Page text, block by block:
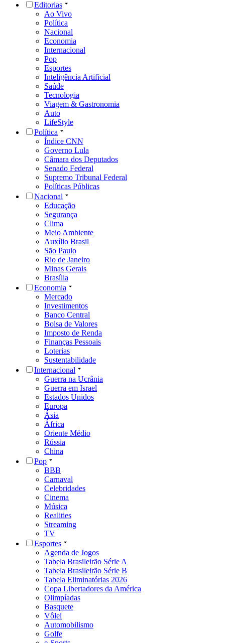
Editorias
Ao Vivo
Política
Nacional
Economia
Internacional
Pop
Esportes
Inteligência Artificial
Saúde
Tecnologia
Viagem & Gastronomia
Auto
LifeStyle
Política
Índice CNN
Governo Lula
Câmara dos Deputados
Senado Federal
Supremo Tribunal Federal
Políticas Públicas
Nacional
Educação
Segurança
Clima
Meio Ambiente
Auxílio Brasil
São Paulo
Rio de Janeiro
Minas Gerais
Brasília
Economia
Mercado
Investimentos
Banco Central
Bolsa de Valores
Imposto de Renda
Finanças Pessoais
Loterias
Sustentabilidade
Internacional
Guerra na Ucrânia
Guerra em Israel
Estados Unidos
Europa
Ásia
África
Oriente Médio
Rússia
China
Pop
BBB
Carnaval
Celebridades
Cinema
Música
Realities
Streaming
TV
Esportes
Agenda de Jogos
Tabela Brasileirão Série A
Tabela Brasileirão Série B
Tabela Eliminatórias 2026
Copa Libertadores da América
Olimpíadas
Basquete
Vôlei
Automobilismo
Golfe